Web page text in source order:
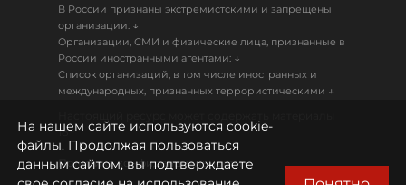
В России признаны экстремистскими и запрещены
организации: ↓
Организации, СМИ и физические лица, признанные в
России иностранными агентами: ↓
Список организаций, в том числе иностранных и
международных, признанных террористическими ↓
18+
Политика конфиденциальности
На нашем сайте используются cookie-
файлы. Продолжая пользоваться
данным сайтом, вы подтверждаете